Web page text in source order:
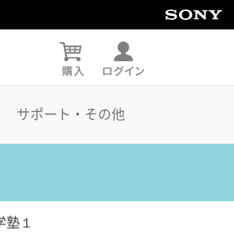
サポート・その他
塾１